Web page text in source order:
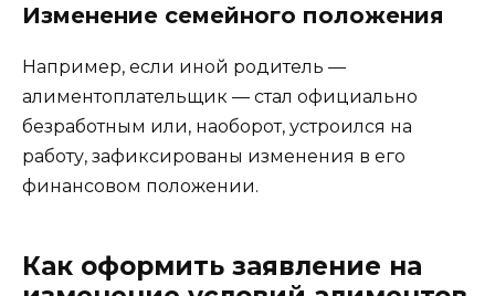
Изменение семейного положения
Например, если иной родитель —
алиментоплательщик — стал официально
безработным или, наоборот, устроился на
работу, зафиксированы изменения в его
финансовом положении.
Как оформить заявление на